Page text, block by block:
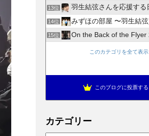
13位 羽生結弦さんを応援する日々
14位 みずほの部屋 〜羽生結弦資料倉
15位 On the Back of the Flyer
このカテゴリを全て表示
このブログに投票する
カテゴリー